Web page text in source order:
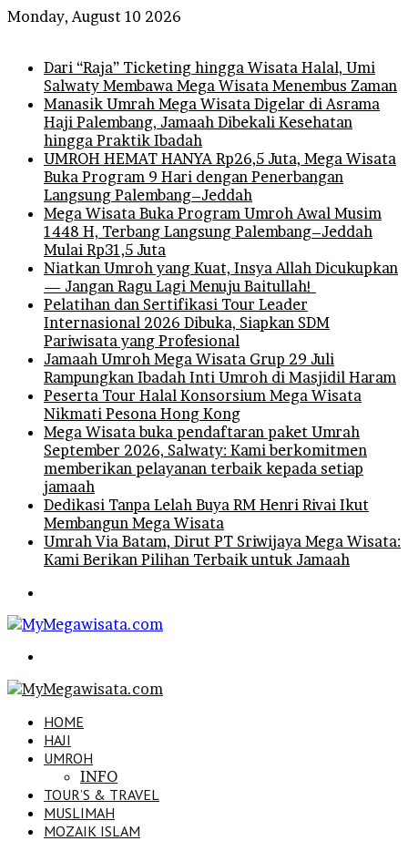
Monday, August 10 2026
Dari “Raja” Ticketing hingga Wisata Halal, Umi
Salwaty Membawa Mega Wisata Menembus Zaman
Manasik Umrah Mega Wisata Digelar di Asrama
Haji Palembang, Jamaah Dibekali Kesehatan
hingga Praktik Ibadah
UMROH HEMAT HANYA Rp26,5 Juta, Mega Wisata
Buka Program 9 Hari dengan Penerbangan
Langsung Palembang–Jeddah
Mega Wisata Buka Program Umroh Awal Musim
1448 H, Terbang Langsung Palembang–Jeddah
Mulai Rp31,5 Juta
Niatkan Umroh yang Kuat, Insya Allah Dicukupkan
— Jangan Ragu Lagi Menuju Baitullah!
Pelatihan dan Sertifikasi Tour Leader
Internasional 2026 Dibuka, Siapkan SDM
Pariwisata yang Profesional
Jamaah Umroh Mega Wisata Grup 29 Juli
Rampungkan Ibadah Inti Umroh di Masjidil Haram
Peserta Tour Halal Konsorsium Mega Wisata
Nikmati Pesona Hong Kong
Mega Wisata buka pendaftaran paket Umrah
September 2026, Salwaty: Kami berkomitmen
memberikan pelayanan terbaik kepada setiap
jamaah
Dedikasi Tanpa Lelah Buya RM Henri Rivai Ikut
Membangun Mega Wisata
Umrah Via Batam, Dirut PT Sriwijaya Mega Wisata:
Kami Berikan Pilihan Terbaik untuk Jamaah
HOME
HAJI
UMROH
INFO
TOUR’S & TRAVEL
MUSLIMAH
MOZAIK ISLAM